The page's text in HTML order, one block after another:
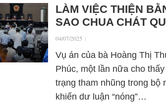
LÀM VIỆC THIỆN
SAO CHUA CHÁT
04/07/2025 |
Vụ án của bà Hoàng Thị
Phúc, một lần nữa cho
trạng tham nhũng trong bộ
khiến dư luận “nóng”…